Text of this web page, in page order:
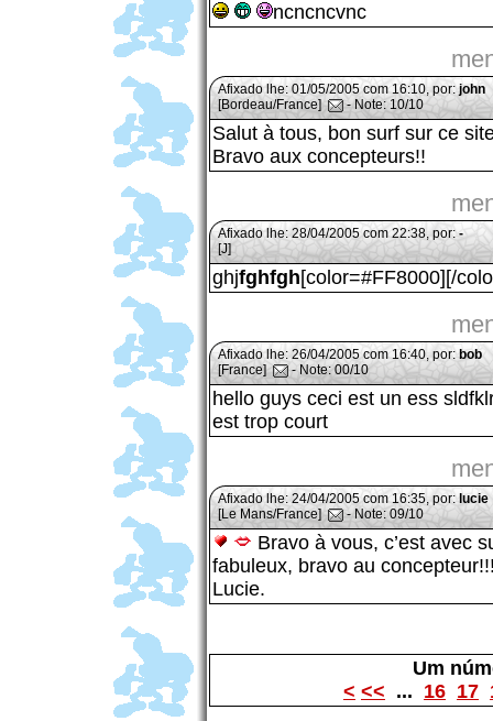
ncncncvnc
Afixado lhe: 01/05/2005 com 16:10, por:john
[Bordeau/France]
- Note: 10/10
Salut à tous, bon surf sur ce
Bravo aux concepteurs!!
Afixado lhe: 28/04/2005 com 22:38, por:-
[J]
ghjfghfgh[color=#FF8000][/
Afixado lhe: 26/04/2005 com 16:40, por:bob
[France]
- Note: 00/10
hello guys ceci est un ess
est trop court
Afixado lhe: 24/04/2005 com 16:35, por: lucie
[Le Mans/France]
- Note: 09/10
Bravo à vous, c’est avec
fabuleux, bravo au
Lucie.
Um
< << ... 16 17